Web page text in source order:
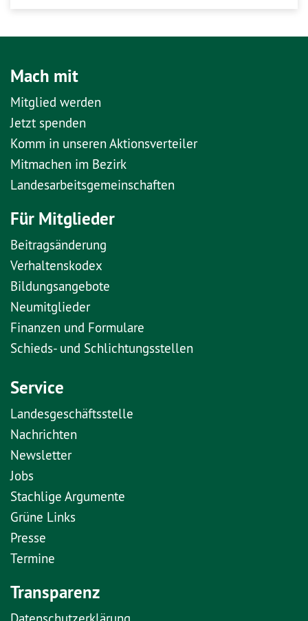
Mach mit
Mitglied werden
Jetzt spenden
Komm in unseren Aktionsverteiler
Mitmachen im Bezirk
Landesarbeitsgemeinschaften
Für Mitglieder
Beitragsänderung
Verhaltenskodex
Bildungsangebote
Neumitglieder
Finanzen und Formulare
Schieds- und Schlichtungsstellen
Service
Landesgeschäftsstelle
Nachrichten
Newsletter
Jobs
Stachlige Argumente
Grüne Links
Presse
Termine
Transparenz